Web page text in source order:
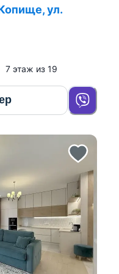
ул.
7 этаж из 19